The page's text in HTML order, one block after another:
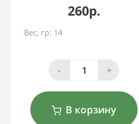
260р.
Вес, гр: 14
- +
В корзину